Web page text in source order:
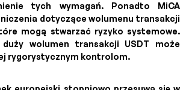
tych wymagań. Ponadto MiCA
dotyczące wolumenu transakcji
mogą stwarzać ryzyko systemowe.
wolumen transakcji USDT może
rygorystycznym kontrolom.